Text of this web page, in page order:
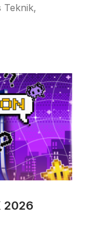
Teknik,
2026